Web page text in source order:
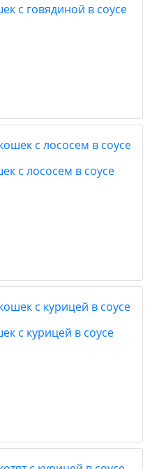
с говядиной в соусе
с лососем в соусе
с курицей в соусе